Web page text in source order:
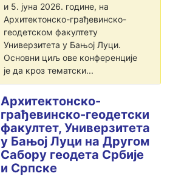
и 5. јуна 2026. године, на
Архитектонско-грађевинско-
геодетском факултету
Универзитета у Бањој Луци.
Основни циљ ове конференције
је да кроз тематски...
Архитектонско-
грађевинско-геодетски
факултет, Универзитета
у Бањој Луци на Другом
Сабору геодета Србије
и Српске